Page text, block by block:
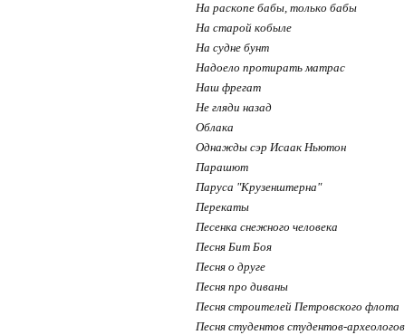
На раскопе бабы, только бабы
На старой кобыле
На судне бунт
Надоело протирать матрас
Наш фрегат
Не гляди назад
Облака
Однажды сэр Исаак Ньютон
Парашют
Паруса "Крузенштерна"
Перекаты
Песенка снежного человека
Песня Бит Боя
Песня о друге
Песня про диваны
Песня строителей Петровского флота
Песня студентов студентов-археологов